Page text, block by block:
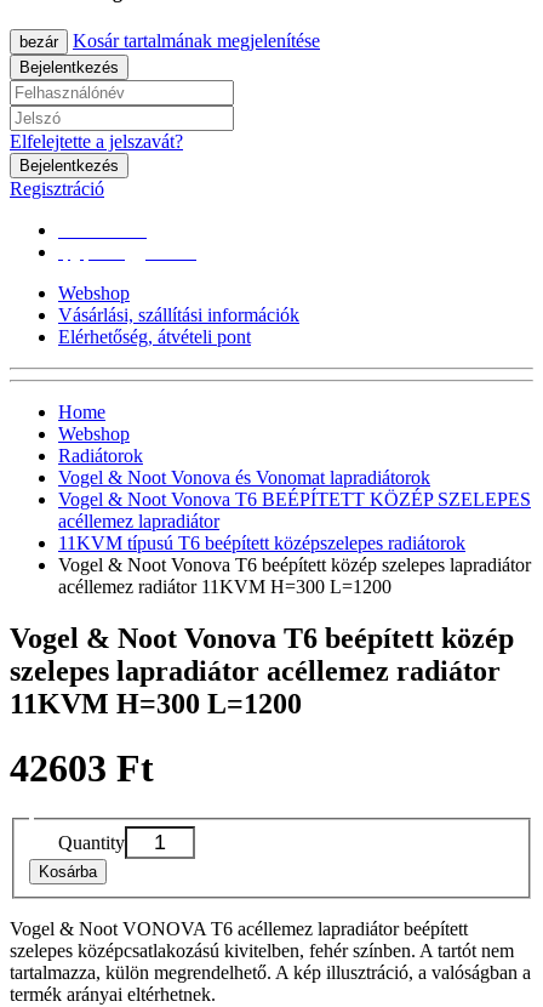
bezár Kosár tartalmának megjelenítése
Bejelentkezés
Elfelejtette a jelszavát?
Bejelentkezés
Regisztráció
Webshop
Vásárlási, szállítási információk
Elérhetőség, átvételi pont
Home
Webshop
Radiátorok
Vogel & Noot Vonova és Vonomat lapradiátorok
Vogel & Noot Vonova T6 BEÉPÍTETT KÖZÉP SZELEPES
acéllemez lapradiátor
11KVM típusú T6 beépített középszelepes radiátorok
Vogel & Noot Vonova T6 beépített közép szelepes lapradiátor
acéllemez radiátor 11KVM H=300 L=1200
Vogel & Noot Vonova T6 beépített közép
szelepes lapradiátor acéllemez radiátor
11KVM H=300 L=1200
42603 Ft
Quantity
Kosárba
Vogel & Noot VONOVA T6 acéllemez lapradiátor beépített
szelepes középcsatlakozású kivitelben, fehér színben. A tartót nem
tartalmazza, külön megrendelhető. A kép illusztráció, a valóságban a
termék arányai eltérhetnek.